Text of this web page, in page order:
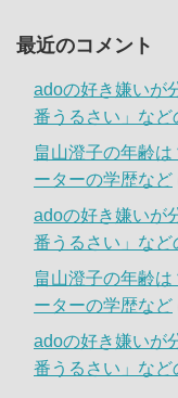
最近のコメント
adoの好き嫌いが
番うるさい」など
畠山澄子の年齢
ーターの学歴など
adoの好き嫌いが
番うるさい」など
畠山澄子の年齢
ーターの学歴など
adoの好き嫌いが
番うるさい」など